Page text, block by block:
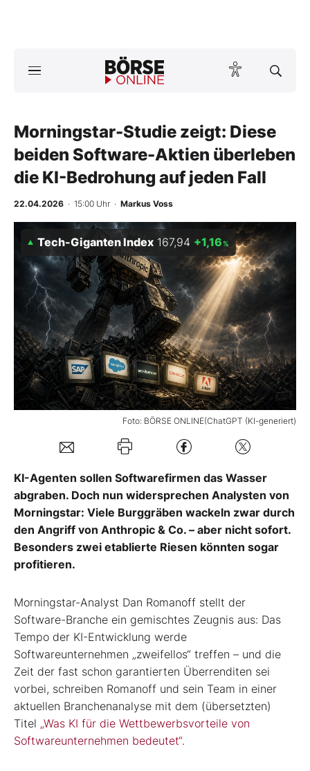
Anlageprodukte
Finanz-Check
Abo & Shop
BO-Musterdepots
Experten
Mein B:O
Mein Konto
Folgen Sie uns
Kontakt
Morningstar-Studie zeigt: Diese
beiden Software-Aktien überleben
die KI-Bedrohung auf jeden Fall
22.04.2026 · 15:00 Uhr · Markus Voss
Foto: BÖRSE ONLINE(ChatGPT (KI-generiert)
Tech-Giganten Index 167,94 +1,16 %
KI-Agenten sollen Softwarefirmen das Wasser
abgraben. Doch nun widersprechen Analysten von
Morningstar: Viele Burggräben wackeln zwar durch
den Angriff von Anthropic & Co. – aber nicht sofort.
Besonders zwei etablierte Riesen könnten sogar
profitieren.
Morningstar-Analyst Dan Romanoff stellt der
Software-Branche ein gemischtes Zeugnis aus: Das
Tempo der KI-Entwicklung werde
Softwareunternehmen „zweifellos“ treffen – und die
Zeit der fast schon garantierten Überrenditen sei
vorbei, schreiben Romanoff und sein Team in einer
aktuellen Branchenanalyse mit dem (übersetzten)
Titel „Was KI für die Wettbewerbsvorteile von
Softwareunternehmen bedeutet“.